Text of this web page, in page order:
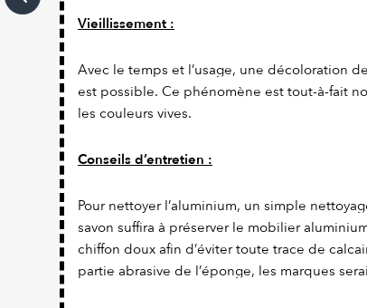
Vieillissement :
Avec le temps et l’usage, une décoloration
est possible. Ce phénomène est tout-à-fait
les couleurs vives.
Conseils d’entretien :
Pour nettoyer l’aluminium, un simple
savon suffira à préserver le mobilier
chiffon doux afin d’éviter toute trace de
partie abrasive de l’éponge, les marques